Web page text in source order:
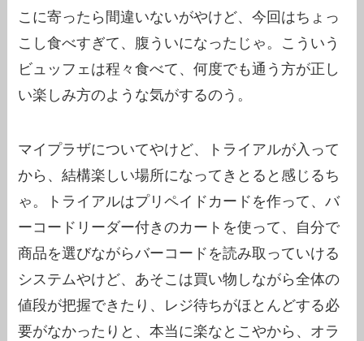
こに寄ったら間違いないがやけど、今回はちょっ
こし食べすぎて、腹ういになったじゃ。こういう
ビュッフェは程々食べて、何度でも通う方が正し
い楽しみ方のような気がするのう。
マイプラザについてやけど、トライアルが入って
から、結構楽しい場所になってきとると感じるち
ゃ。トライアルはプリペイドカードを作って、バ
ーコードリーダー付きのカートを使って、自分で
商品を選びながらバーコードを読み取っていける
システムやけど、あそこは買い物しながら全体の
値段が把握できたり、レジ待ちがほとんどする必
要がなかったりと、本当に楽なとこやから、オラ